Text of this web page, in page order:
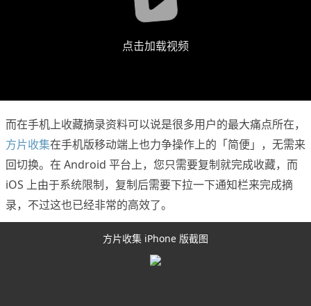
点击加载视频
而在手机上收藏摘录资料可以说是很多用户的最大痛点所在，
方片收集在手机版移动端上也力争操作上的「简便」，无需来
回切换。在 Android 平台上，您只需要复制就完成收藏，而
iOS 上由于系统限制，复制后需要下拉一下通知栏来完成摘
录，不过这也已经非常的高效了。
方片收集 iPhone 版截图